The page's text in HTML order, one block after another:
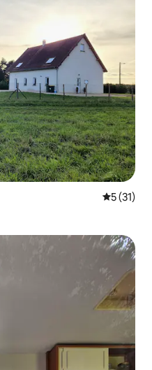
평점 5점
5 (31)